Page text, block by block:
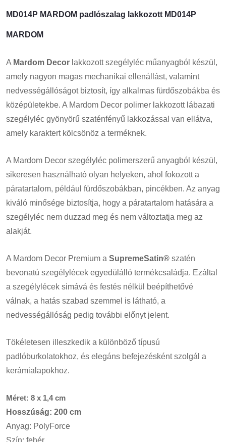
MD014P MARDOM padlószalag lakkozott MD014P
MARDOM
A Mardom Decor lakkozott szegélyléc műanyagból készül,
amely nagyon magas mechanikai ellenállást, valamint
nedvességállóságot biztosít, így alkalmas fürdőszobákba és
középületekbe. A Mardom Decor polimer lakkozott lábazati
szegélyléc gyönyörű szaténfényű lakkozással van ellátva,
amely karaktert kölcsönöz a terméknek.
A Mardom Decor szegélyléc polimerszerű anyagból készül,
sikeresen használható olyan helyeken, ahol fokozott a
páratartalom, például fürdőszobákban, pincékben. Az anyag
kiváló minősége biztosítja, hogy a páratartalom hatására a
szegélyléc nem duzzad meg és nem változtatja meg az
alakját.
A Mardom Decor Premium a SupremeSatin® szatén
bevonatú szegélylécek egyedülálló termékcsaládja. Ezáltal
a szegélylécek simává és festés nélkül beépíthetővé
válnak, a hatás szabad szemmel is látható, a
nedvességállóság pedig további előnyt jelent.
Tökéletesen illeszkedik a különböző típusú
padlóburkolatokhoz, és elegáns befejezésként szolgál a
kerámialapokhoz.
Méret: 8 x 1,4 cm
Hosszúság: 200 cm
Anyag: PolyForce
Szín: fehér